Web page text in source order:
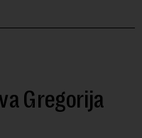
Gregorija